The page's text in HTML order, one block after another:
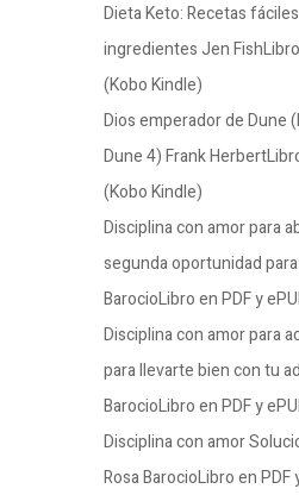
Dieta Keto: Recetas
ingredientes Jen
(Kobo Kindle)
Dios emperador de Dune
Dune 4) Frank
(Kobo Kindle)
Disciplina con amor para
segunda oportunidad
BarocioLibro en PDF y
Disciplina con amor para
para llevarte bien con tu
BarocioLibro en PDF y
Disciplina con amor
Rosa BarocioLibro en PDF